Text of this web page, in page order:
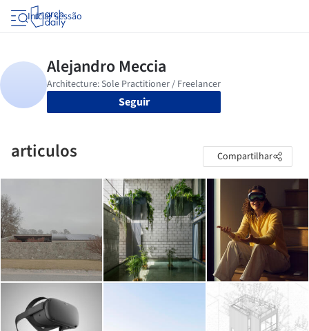
Iniciar sessão
Seguir
articulos Compartilhar